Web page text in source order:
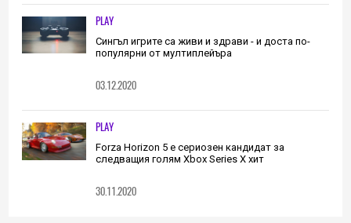
PLAY
Сингъл игрите са живи и здрави - и доста по-
популярни от мултиплейъра
03.12.2020
PLAY
Forza Horizon 5 е сериозен кандидат за
следващия голям Xbox Series X хит
30.11.2020